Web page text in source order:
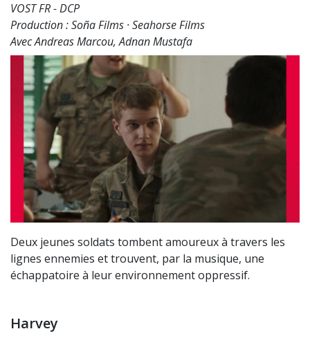
VOST FR - DCP
Production : Soña Films · Seahorse Films
Avec Andreas Marcou, Adnan Mustafa
Deux jeunes soldats tombent amoureux à travers les
lignes ennemies et trouvent, par la musique, une
échappatoire à leur environnement oppressif.
Harvey